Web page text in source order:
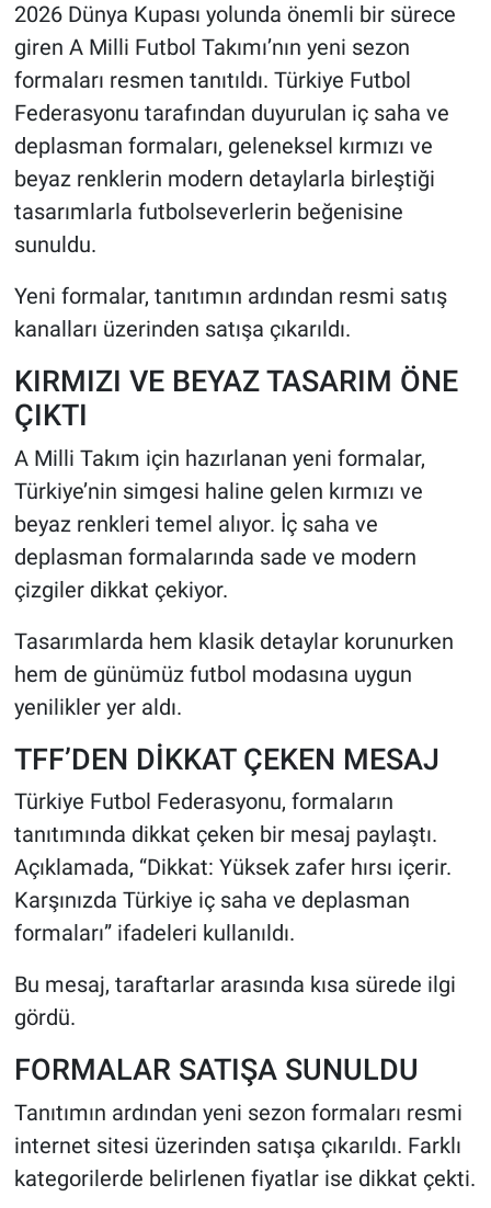
2026 Dünya Kupası yolunda önemli bir sürece
giren A Milli Futbol Takımı’nın yeni sezon
formaları resmen tanıtıldı. Türkiye Futbol
Federasyonu tarafından duyurulan iç saha ve
deplasman formaları, geleneksel kırmızı ve
beyaz renklerin modern detaylarla birleştiği
tasarımlarla futbolseverlerin beğenisine
sunuldu.
Yeni formalar, tanıtımın ardından resmi satış
kanalları üzerinden satışa çıkarıldı.
KIRMIZI VE BEYAZ TASARIM ÖNE
ÇIKTI
A Milli Takım için hazırlanan yeni formalar,
Türkiye’nin simgesi haline gelen kırmızı ve
beyaz renkleri temel alıyor. İç saha ve
deplasman formalarında sade ve modern
çizgiler dikkat çekiyor.
Tasarımlarda hem klasik detaylar korunurken
hem de günümüz futbol modasına uygun
yenilikler yer aldı.
TFF’DEN DİKKAT ÇEKEN MESAJ
Türkiye Futbol Federasyonu, formaların
tanıtımında dikkat çeken bir mesaj paylaştı.
Açıklamada, “Dikkat: Yüksek zafer hırsı içerir.
Karşınızda Türkiye iç saha ve deplasman
formaları” ifadeleri kullanıldı.
Bu mesaj, taraftarlar arasında kısa sürede ilgi
gördü.
FORMALAR SATIŞA SUNULDU
Tanıtımın ardından yeni sezon formaları resmi
internet sitesi üzerinden satışa çıkarıldı. Farklı
kategorilerde belirlenen fiyatlar ise dikkat çekti.
ÇEVRE
HABERDE İNSAN
POLİTİKA
SPOR
MAGAZİN
Bilim, Teknoloji